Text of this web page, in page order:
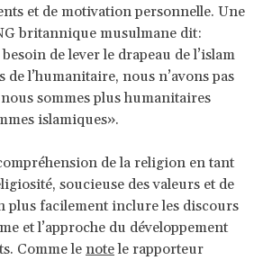
et de motivation personnelle. Une
britannique musulmane dit:
de lever le drapeau de l’islam
l’humanitaire, nous n’avons pas
sommes plus humanitaires
islamiques».
de la religion en tant
soucieuse des valeurs et de
plus facilement inclure les discours
et l’approche du développement
Comme lenotele rapporteur